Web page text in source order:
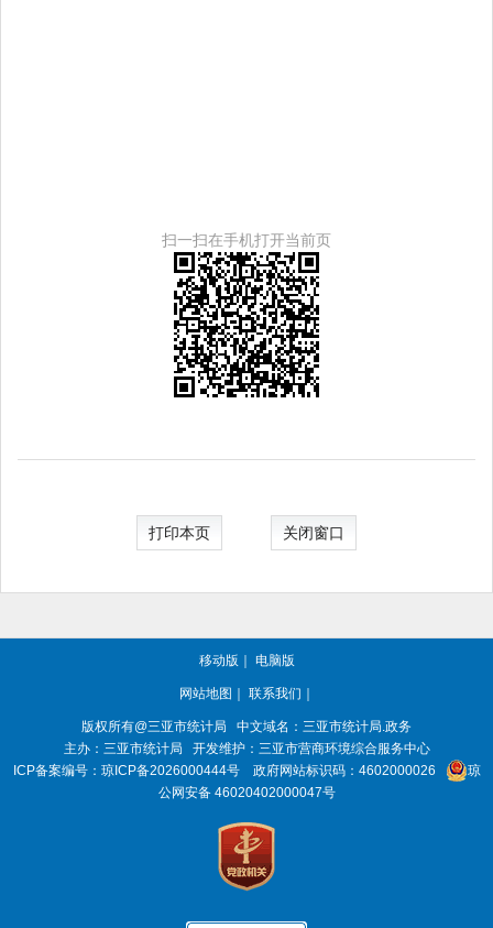
扫一扫在手机打开当前页
打印本页 关闭窗口
移动版 ｜ 电脑版
网站地图 ｜ 联系我们 ｜
版权所有@三亚市统计局
中文域名：三亚市统计局.政务
主办：三亚市统计局
开发维护：三亚市营商环境综合服务中心
ICP备案编号： 琼ICP备2026000444号 政府网站标识码： 4602000026
琼
公网安备 46020402000047号